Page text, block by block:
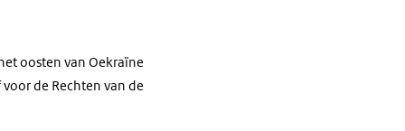
oosten van Oekraïne
de Rechten van de